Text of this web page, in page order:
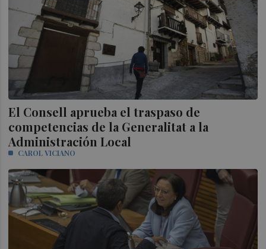
El Consell aprueba el traspaso de
competencias de la Generalitat a la
Administración Local
CAROL VICIANO